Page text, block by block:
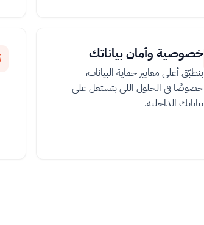
خصوصية وأمان بياناتك
بنطبّق أعلى معايير حماية البيانات،
خصوصًا في الحلول اللي بتشتغل على
بياناتك الداخلية.